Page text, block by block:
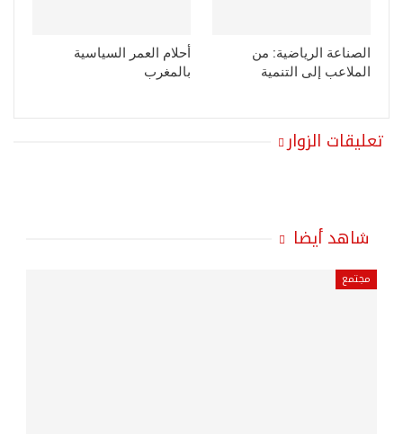
الصناعة الرياضية: من
الملاعب إلى التنمية
أحلام العمر السياسية
بالمغرب
تعليقات الزوار
شاهد أيضا
مجتمع